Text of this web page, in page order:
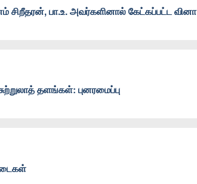
பா.உ. அவர்களினால் கேட்கப்பட்ட வினா
தளங்கள்: புனரமைப்பு